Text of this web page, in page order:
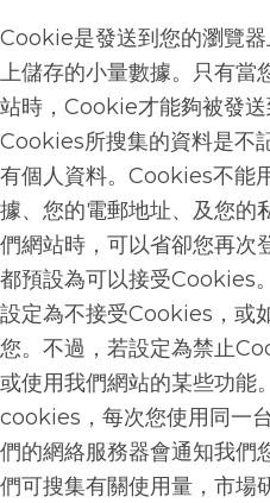
Cookie是發送到您的瀏覽
上儲存的小量數據。只有當
站時， Cookie才能夠被發送
Cookies所搜集的資料是不
有個人資料。 Cookies不能
據、您的電郵地址、及您的
們網站時，可以省卻您再次
都預設為可以接受Cookies
設定為不接受Cookies ，或
您。不過，若設定為禁止
或使用我們網站的某些功能
cookies ，每次您使用同一
們的網絡服務器會通知我們
們可搜集有關使用量，市場